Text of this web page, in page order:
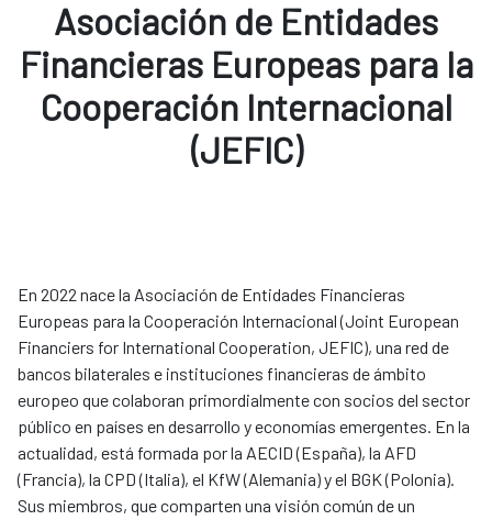
Asociación de Entidades
Financieras Europeas para la
Cooperación Internacional
(JEFIC)
En 2022 nace la Asociación de Entidades Financieras
Europeas para la Cooperación Internacional (Joint European
Financiers for International Cooperation, JEFIC), una red de
bancos bilaterales e instituciones financieras de ámbito
europeo que colaboran primordialmente con socios del sector
público en países en desarrollo y economías emergentes. En la
actualidad, está formada por la AECID (España), la AFD
(Francia), la CPD (Italia), el KfW (Alemania) y el BGK (Polonia).
Sus miembros, que comparten una visión común de un